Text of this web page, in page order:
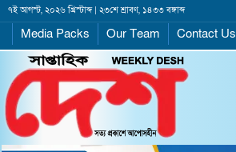
৭ই আগস্ট, ২০২৬ খ্রিস্টাব্দ | ২৩শে শ্রাবণ, ১৪৩৩ বঙ্গাব্দ
Media Packs Our Team Contact Us